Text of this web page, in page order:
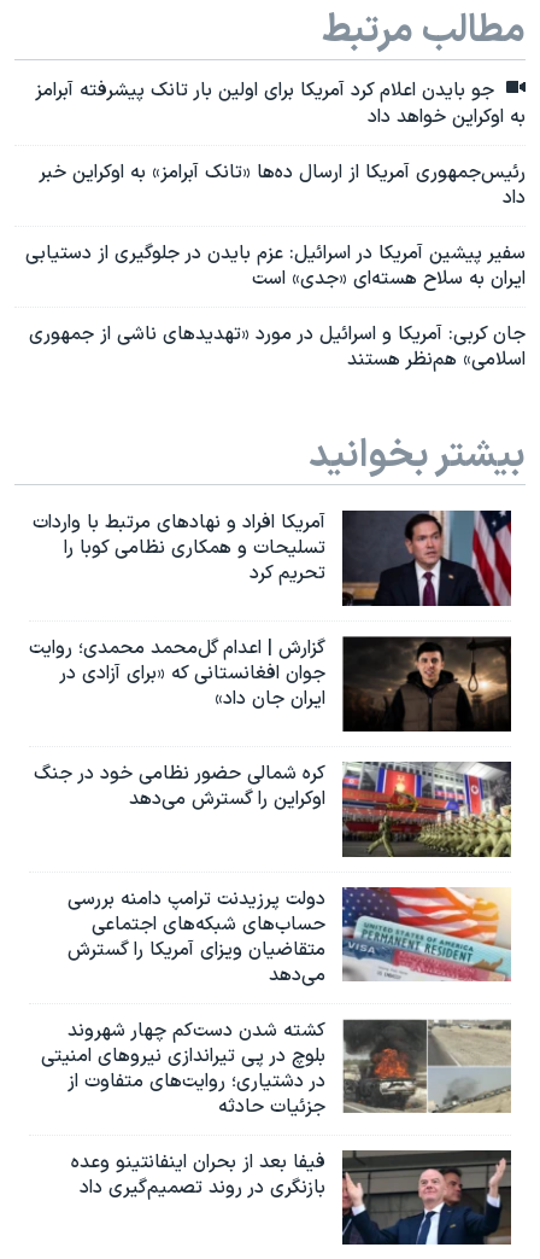
مطالب مرتبط
جو بایدن اعلام کرد آمریکا برای اولین بار تانک پیشرفته آبرامز
به اوکراین خواهد داد
رئیس‌جمهوری آمریکا از ارسال ده‌ها «تانک آبرامز» به اوکراین خبر
داد
سفیر پیشین آمریکا در اسرائیل: عزم بایدن در جلوگیری از دستیابی
ایران به سلاح هسته‌ای «جدی» است
جان کربی: آمریکا و اسرائیل در مورد «تهدیدهای ناشی از جمهوری
اسلامی» هم‌نظر هستند
بیشتر بخوانید
آمریکا افراد و نهادهای مرتبط با واردات
تسلیحات و همکاری نظامی کوبا را
تحریم کرد
گزارش | اعدام گل‌محمد محمدی؛ روایت
جوان افغانستانی که «برای آزادی در
ایران جان داد»
کره شمالی حضور نظامی خود در جنگ
اوکراین را گسترش می‌دهد
دولت پرزیدنت ترامپ دامنه بررسی
حساب‌های شبکه‌های اجتماعی
متقاضیان ویزای آمریکا را گسترش
می‌دهد
کشته شدن دست‌کم چهار شهروند
بلوچ در پی تیراندازی نیروهای امنیتی
در دشتیاری؛ روایت‌های متفاوت از
جزئیات حادثه
فیفا بعد از بحران اینفانتینو وعده
بازنگری در روند تصمیم‌گیری داد